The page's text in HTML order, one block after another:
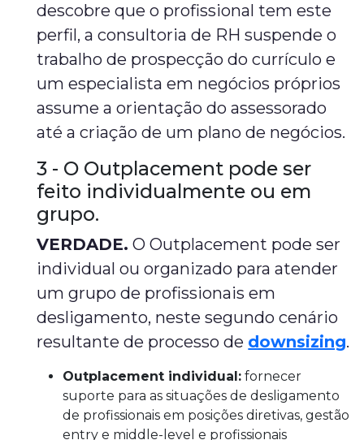
descobre que o profissional tem este
perfil, a consultoria de RH suspende o
trabalho de prospecção do currículo e
um especialista em negócios próprios
assume a orientação do assessorado
até a criação de um plano de negócios.
3 - O Outplacement pode ser
feito individualmente ou em
grupo.
VERDADE. O Outplacement pode ser
individual ou organizado para atender
um grupo de profissionais em
desligamento, neste segundo cenário
resultante de processo de downsizing.
Outplacement individual: fornecer
suporte para as situações de desligamento
de profissionais em posições diretivas, gestão
entry e middle-level e profissionais